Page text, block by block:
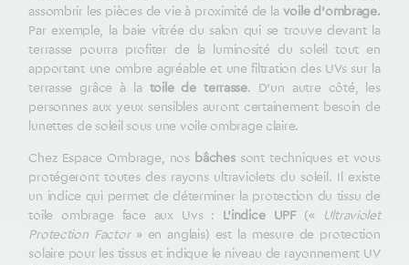
assombrir les pièces de vie à proximité de la voile d’ombrage.
Par exemple, la baie vitrée du salon qui se trouve devant la
terrasse pourra profiter de la luminosité du soleil tout en
apportant une ombre agréable et une filtration des UVs sur la
terrasse grâce à la toile de terrasse. D’un autre côté, les
personnes aux yeux sensibles auront certainement besoin de
lunettes de soleil sous une voile ombrage claire.
Chez Espace Ombrage, nos bâchessont techniques et vous
protégeront toutes des rayons ultraviolets du soleil. Il existe
un indice qui permet de déterminer la protection du tissu de
toile ombrage face aux Uvs : L’indice UPF(«
Ultraviolet
Protection Factor» en anglais) est la mesure de protection
solaire pour les tissus et indique le niveau de rayonnement UV